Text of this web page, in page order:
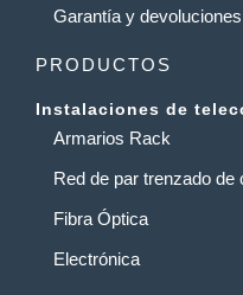
Garantía y devoluciones
PRODUCTOS
Instalaciones de
Armarios Rack
Red de par trenzado de
Fibra Óptica
Electrónica